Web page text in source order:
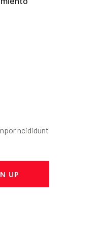
ncididunt
UP